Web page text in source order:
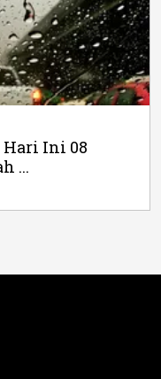
Hari Ini 08
...